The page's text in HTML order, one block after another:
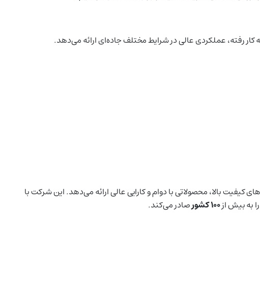
رفته، عملکردی عالی در شرایط مختلف جاده‌ای ارائه می‌دهد.
کیفیت بالا، محصولاتی با دوام و کارایی عالی ارائه می‌دهد. این شرکت با
به بیش از۱۰۰ کشور صادر می‌کند.